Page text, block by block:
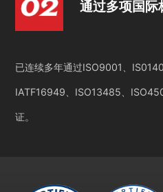
通过多项国际
已连续多年通过ISO9001、
IATF16949、ISO13485、
证。